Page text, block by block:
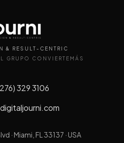
& RESULT-CENTRIC
GRUPO CONVIERTEMÁS
329 3106
· Miami, FL 33137 · USA